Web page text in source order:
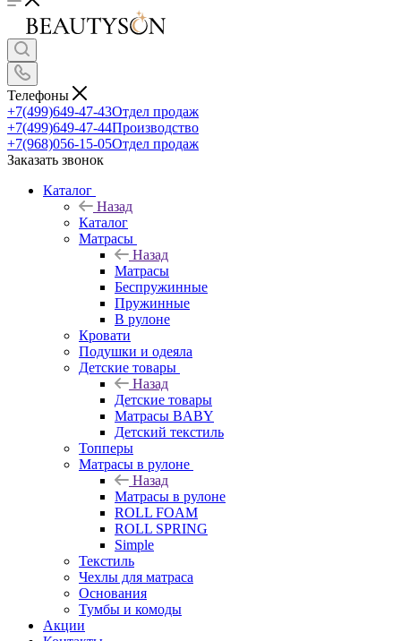
Телефоны
+7(499)649-47-43Отдел продаж
+7(499)649-47-44Производство
+7(968)056-15-05Отдел продаж
Заказать звонок
Каталог
Назад
Каталог
Матрасы
Назад
Матрасы
Беспружинные
Пружинные
В рулоне
Кровати
Подушки и одеяла
Детские товары
Назад
Детские товары
Матрасы BABY
Детский текстиль
Топперы
Матрасы в рулоне
Назад
Матрасы в рулоне
ROLL FOAM
ROLL SPRING
Simple
Текстиль
Чехлы для матраса
Основания
Тумбы и комоды
Акции